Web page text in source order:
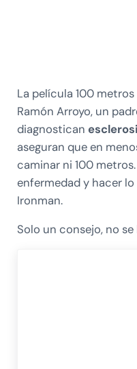
La película 100
Ramón Arroyo, un
diagnostican
aseguran que en
caminar ni 100
enfermedad y hacer
Ironman.
Solo un consejo, no se